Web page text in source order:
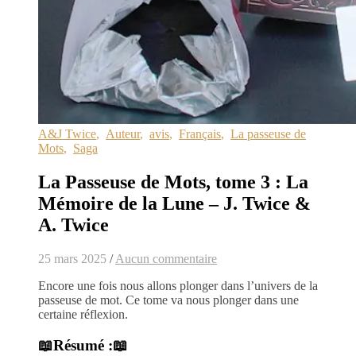
A&J Twice, Auteur, avis, Français, La passeuse de
Mots, Saga
La Passeuse de Mots, tome 3 : La
Mémoire de la Lune – J. Twice &
A. Twice
25 mars 2025 / Aucun commentaire
Encore une fois nous allons plonger dans l’univers de la
passeuse de mot. Ce tome va nous plonger dans une
certaine réflexion.
📖Résumé :📖